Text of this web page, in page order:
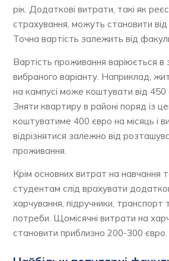
рік. Додаткові витрати, такі як
страхування, можуть становити
Точна вартість залежить від
Вартість проживання варіюється в
вибраного варіанту. Наприклад,
на кампусі може коштувати від
Зняти квартиру в районі поряд із
коштуватиме 400 євро на місяць і
відрізнятися залежно від
проживання.
Крім основних витрат на навчання
студентам слід врахувати
харчування, підручники, транспорт
потреби. Щомісячні витрати на
становити приблизно 200-300 євро.